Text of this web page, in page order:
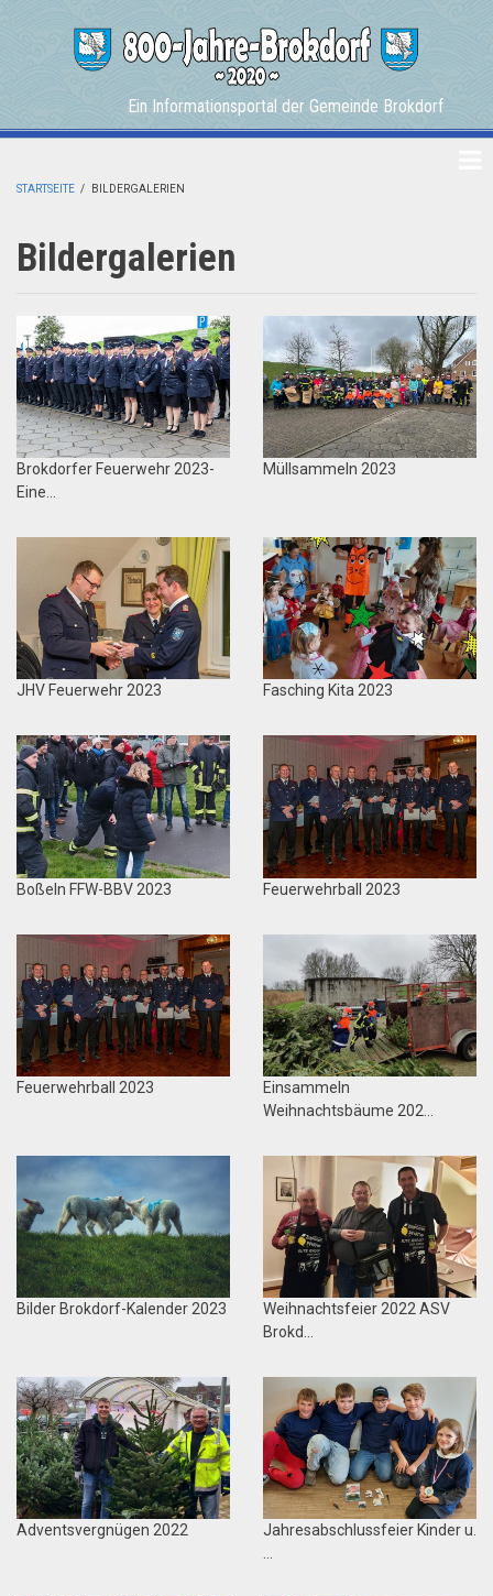
Ein Informationsportal der Gemeinde Brokdorf
STARTSEITE / BILDERGALERIEN
Bildergalerien
Brokdorfer Feuerwehr 2023-
Eine…
Müllsammeln 2023
JHV Feuerwehr 2023 Fasching Kita 2023
Boßeln FFW-BBV 2023 Feuerwehrball 2023
Feuerwehrball 2023
Einsammeln
Weihnachtsbäume 202…
Bilder Brokdorf-Kalender 2023
Weihnachtsfeier 2022 ASV
Brokd…
Adventsvergnügen 2022
Jahresabschlussfeier Kinder u.